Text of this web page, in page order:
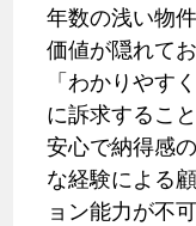
年数の浅い物
価値が隠れて
「わかりやす
に訴求するこ
安心で納得感
な経験による
ョン能力が不